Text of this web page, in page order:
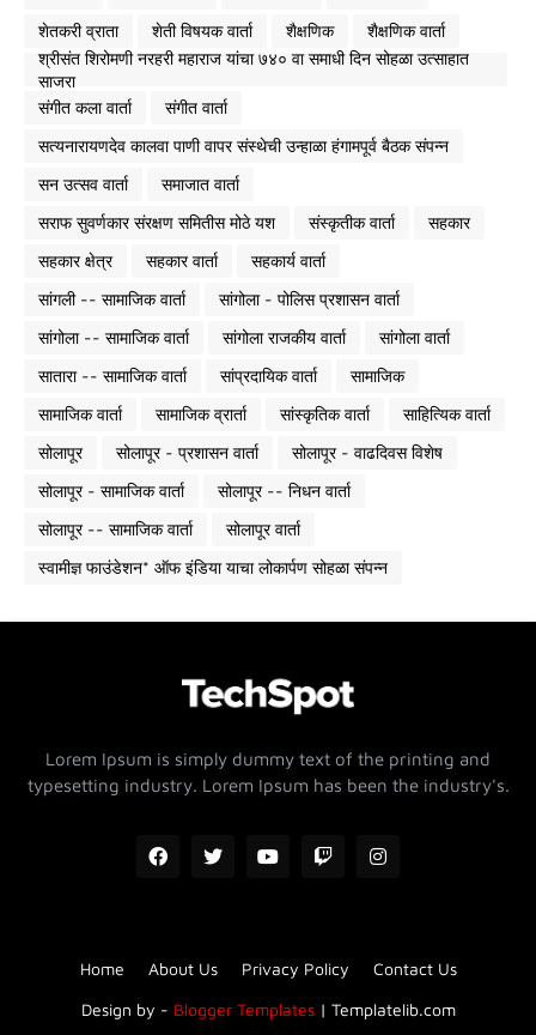
शेतकरी व्राता
शेती विषयक वार्ता शैक्षणिक
शैक्षणिक वार्ता
श्रीसंत शिरोमणी नरहरी महाराज यांचा ७४० वा समाधी दिन सोहळा उत्साहात
साजरा
संगीत कला वार्ता
संगीत वार्ता
सत्यनारायणदेव कालवा पाणी वापर संस्थेची उन्हाळा हंगामपूर्व बैठक संपन्न
सन उत्सव वार्ता
समाजात वार्ता
सराफ सुवर्णकार संरक्षण समितीस मोठे यश
संस्कृतीक वार्ता
सहकार
सहकार क्षेत्र
सहकार वार्ता
सहकार्य वार्ता
सांगली -- सामाजिक वार्ता
सांगोला - पोलिस प्रशासन वार्ता
सांगोला -- सामाजिक वार्ता
सांगोला राजकीय वार्ता
सांगोला वार्ता
सातारा -- सामाजिक वार्ता
सांप्रदायिक वार्ता
सामाजिक
सामाजिक वार्ता
सामाजिक व्रार्ता सांस्कृतिक वार्ता
साहित्यिक वार्ता
सोलापूर
सोलापूर - प्रशासन वार्ता
सोलापूर - वाढदिवस विशेष
सोलापूर - सामाजिक वार्ता
सोलापूर -- निधन वार्ता
सोलापूर -- सामाजिक वार्ता
सोलापूर वार्ता
स्वामीज्ञ फाउंडेशन* ऑफ इंडिया याचा लोकार्पण सोहळा संपन्न
Lorem Ipsum is simply dummy text of the printing and
typesetting industry. Lorem Ipsum has been the industry's.
Design by - Blogger Templates| Templatelib.com
Home About Us Privacy Policy Contact Us